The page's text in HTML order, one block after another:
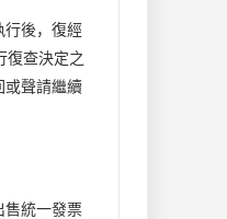
行後，復經
復查決定之
或聲請繼續
售統一發票